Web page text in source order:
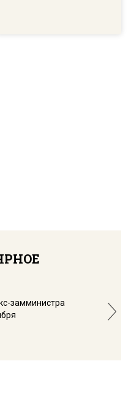
замминистра